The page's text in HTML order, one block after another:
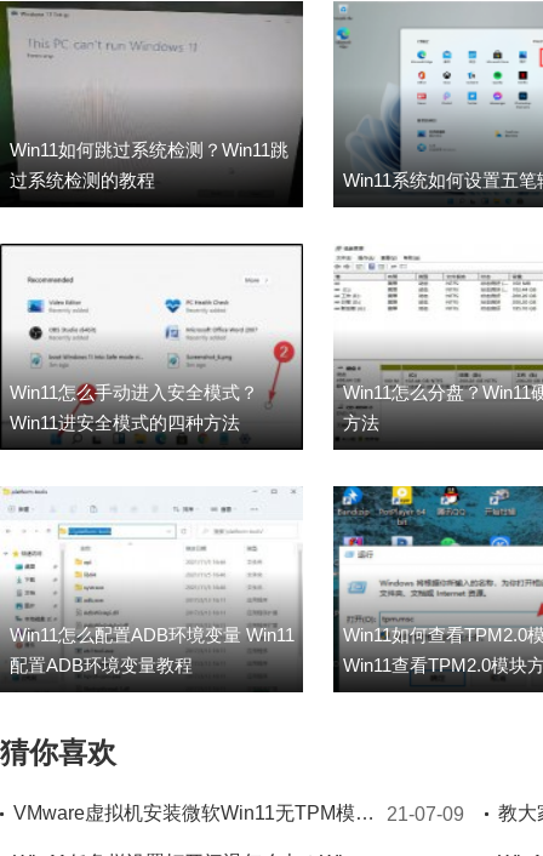
Win11如何跳过系统检测？Win11跳
过系统检测的教程
Win11系统如何设置五笔
Win11怎么手动进入安全模式？
Win11进安全模式的四种方法
Win11怎么分盘？Win11
方法
Win11怎么配置ADB环境变量 Win11
配置ADB环境变量教程
Win11如何查看TPM2.0
Win11查看TPM2.0模块
猜你喜欢
VMware虚拟机安装微软Win11无TPM模块怎么安装？ 21-07-09 教大